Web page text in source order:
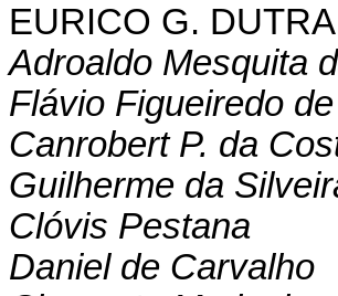
EURICO G. DUTRA
Adroaldo Mesquita
Flávio Figueiredo
Canrobert P. da
Guilherme da
Clóvis Pestana
Daniel de Carvalho